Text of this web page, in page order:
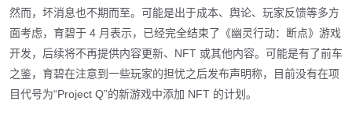
然而，坏消息也不期而至。可能是出于成本、舆论、玩家反馈等多方
面考虑，育碧于 4 月表示，已经完全结束了《幽灵行动：断点》游戏
开发，后续将不再提供内容更新、NFT 或其他内容。可能是有了前车
之鉴，育碧在注意到一些玩家的担忧之后发布声明称，目前没有在项
目代号为“Project Q”的新游戏中添加 NFT 的计划。